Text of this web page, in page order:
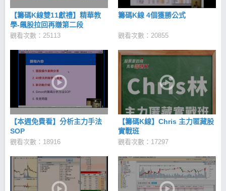
【籌碼K線雙11獻禮】精華教
學-飆股拉回再賺第二段
觀看次數：25113
籌碼K線 4個獲勝公式
觀看次數：20855
【本週免費看】分析主力手法
SOP
觀看次數：18916
【籌碼K線】Chris 主力匿藏股
實戰班
觀看次數：17297